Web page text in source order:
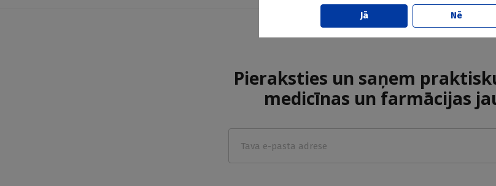
Pieraksties un saņem
medicīnas un farmācijas
Jā Nē